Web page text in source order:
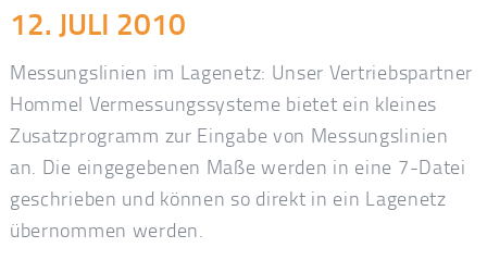
12. JULI 2010
Messungslinien im Lagenetz: Unser Vertriebspartner
Hommel Vermessungssysteme bietet ein kleines
Zusatzprogramm zur Eingabe von Messungslinien
an. Die eingegebenen Maße werden in eine 7-Datei
geschrieben und können so direkt in ein Lagenetz
übernommen werden.